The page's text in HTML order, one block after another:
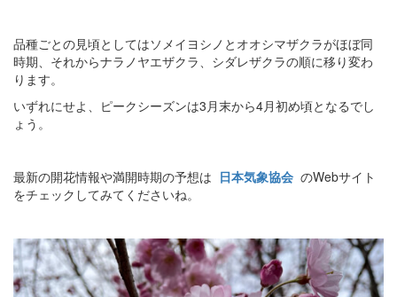
品種ごとの見頃としてはソメイヨシノとオオシマザクラがほぼ同
時期、それからナラノヤエザクラ、シダレザクラの順に移り変わ
ります。
いずれにせよ、ピークシーズンは3月末から4月初め頃となるでし
ょう。
最新の開花情報や満開時期の予想は 日本気象協会 のWebサイト
をチェックしてみてくださいね。